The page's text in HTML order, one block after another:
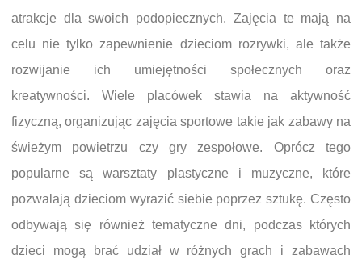
atrakcje dla swoich podopiecznych. Zajęcia te mają na
celu nie tylko zapewnienie dzieciom rozrywki, ale także
rozwijanie ich umiejętności społecznych oraz
kreatywności. Wiele placówek stawia na aktywność
fizyczną, organizując zajęcia sportowe takie jak zabawy na
świeżym powietrzu czy gry zespołowe. Oprócz tego
popularne są warsztaty plastyczne i muzyczne, które
pozwalają dzieciom wyrazić siebie poprzez sztukę. Często
odbywają się również tematyczne dni, podczas których
dzieci mogą brać udział w różnych grach i zabawach